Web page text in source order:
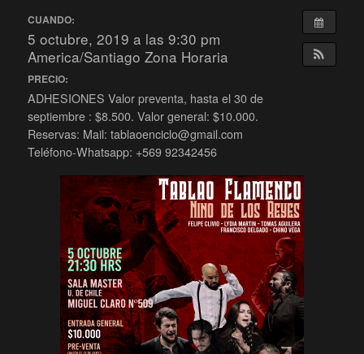
CUANDO:
5 octubre, 2019 a las 9:30 pm
America/Santiago Zona Horaria
PRECIO:
ADHESIONES Valor preventa, hasta el 30 de
septiembre : $8.500. Valor general: $10.000.
Reservas: Mail: tablaoenciclo@gmail.com
Teléfono-Whatsapp: +569 92342456